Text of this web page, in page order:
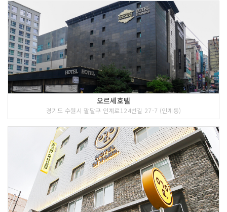
오르세호텔
경기도 수원시 팔달구 인계로124번길 27-7 (인계동)